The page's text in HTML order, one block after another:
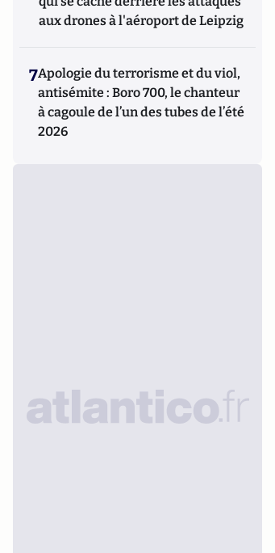
aux drones à l'aéroport de Leipzig
7Apologie du terrorisme et du viol,
antisémite : Boro 700, le chanteur
à cagoule de l’un des tubes de l’été
2026